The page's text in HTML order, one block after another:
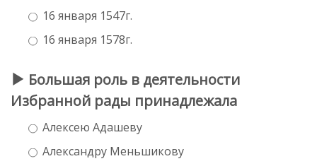
16 января 1547г.
16 января 1578г.
Большая роль в деятельности
Избранной рады принадлежала
Алексею Адашеву
Александру Меньшикову